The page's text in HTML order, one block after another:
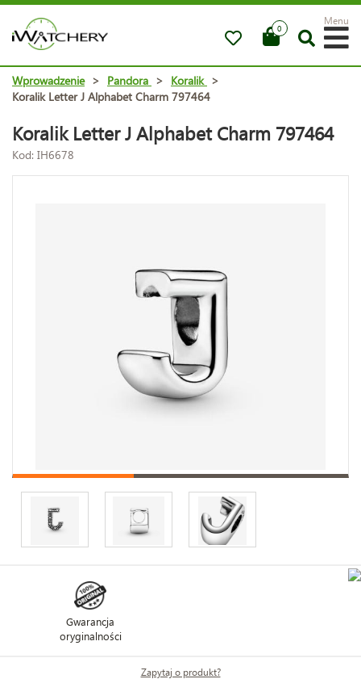
0
Menu
Wprowadzenie > Pandora > Koralik >
Koralik Letter J Alphabet Charm 797464
Koralik Letter J Alphabet Charm 797464
Kod: IH6678
Gwarancja
oryginalności
Zapytaj o produkt?